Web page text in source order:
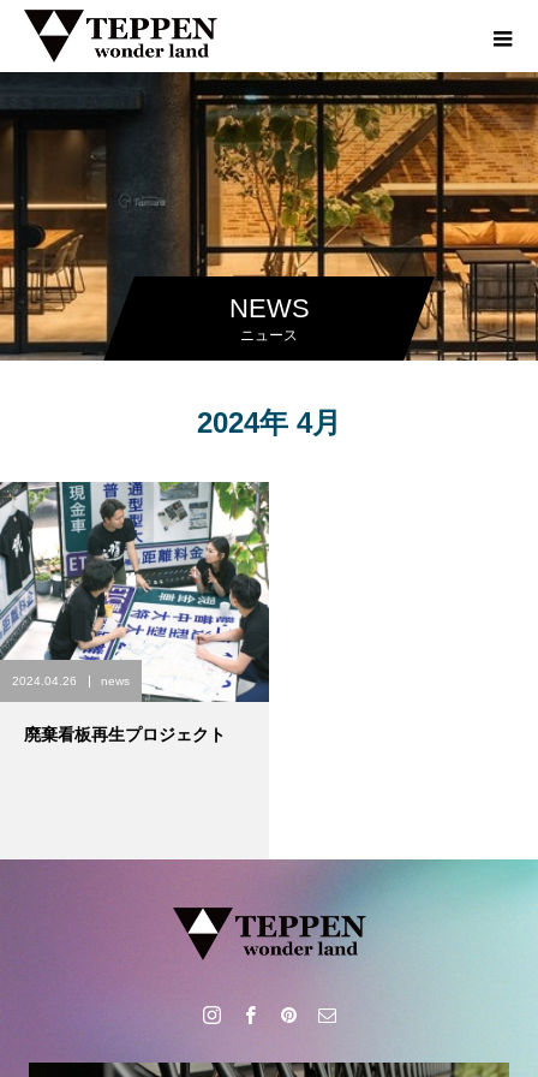
NEWS
ニュース
2024年 4月
2024.04.26 news
廃棄看板再生プロジェクト